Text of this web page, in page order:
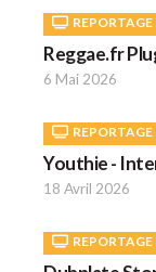
REPORTAGE
Reggae.fr
6 Mai 2026
REPORTAGE
Youthie -
18 Avril 2026
REPORTAGE